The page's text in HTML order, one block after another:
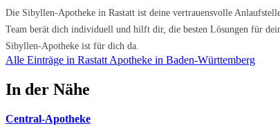
Die Sibyllen-Apotheke in Rastatt ist deine vertrauensvolle
Team berät dich individuell und hilft dir, die besten Lösungen für
Sibyllen-Apotheke ist für dich da.
Alle Einträge in Rastatt Apotheke in Baden-Württemberg
In der Nähe
Central-Apotheke